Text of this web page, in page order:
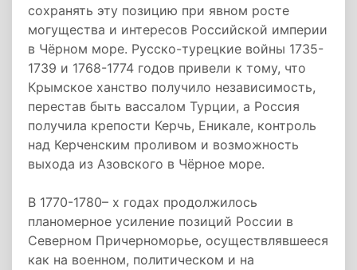
сохранять эту позицию при явном росте
могущества и интересов Российской империи
в Чёрном море. Русско-турецкие войны 1735-
1739 и 1768-1774 годов привели к тому, что
Крымское ханство получило независимость,
перестав быть вассалом Турции, а Россия
получила крепости Керчь, Еникале, контроль
над Керченским проливом и возможность
выхода из Азовского в Чёрное море.
В 1770-1780– х годах продолжилось
планомерное усиление позиций России в
Северном Причерноморье, осуществлявшееся
как на военном, политическом и на